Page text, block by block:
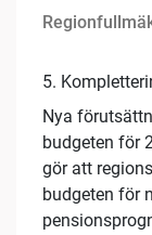
5.
Nya
budgeten för
gör att
budgeten för